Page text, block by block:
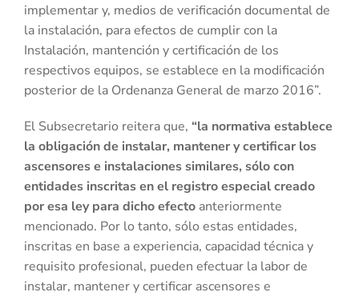
implementar y, medios de verificación documental de
la instalación, para efectos de cumplir con la
Instalación, mantención y certificación de los
respectivos equipos, se establece en la modificación
posterior de la Ordenanza General de marzo 2016”.
El Subsecretario reitera que, “la normativa establece
la obligación de instalar, mantener y certificar los
ascensores e instalaciones similares, sólo con
entidades inscritas en el registro especial creado
por esa ley para dicho efecto anteriormente
mencionado. Por lo tanto, sólo estas entidades,
inscritas en base a experiencia, capacidad técnica y
requisito profesional, pueden efectuar la labor de
instalar, mantener y certificar ascensores e